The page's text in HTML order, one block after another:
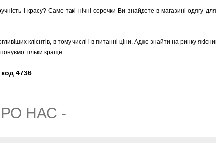
і красу? Саме такі нічні сорочки Ви знайдете в магазині одягу
клієнтів, в тому числі і в питанні ціни. Адже знайти на ринку
тільки краще.
4736
НАС -